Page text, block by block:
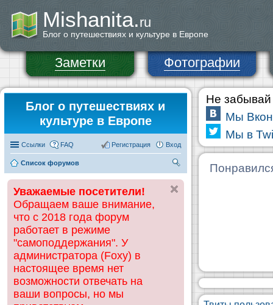
Mishanita.ru
Блог о путешествиях и культуре в Европе
Заметки Фотографии
Блог о путешествиях и
культуре в Европе
Ссылки FAQ Вход
Регистрация
Список форумов
ск
Уважаемые посетители!
Обращаем ваше внимание,
что с 2018 года форум
работает в режиме
"самоподдержания". У
администратора (Foxy) в
настоящее время нет
возможности отвечать на
ваши вопросы, но мы
Не забывай
Мы
Мы в